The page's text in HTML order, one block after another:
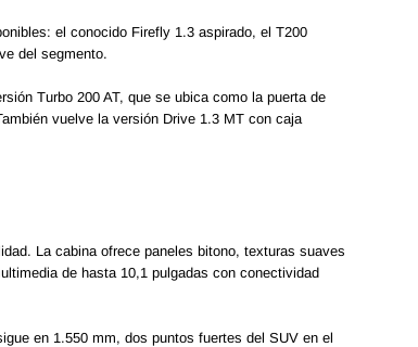
el conocido Firefly 1.3 aspirado, el T200
del segmento.
Turbo 200 AT, que se ubica como la puerta de
vuelve la versión Drive 1.3 MT con caja
La cabina ofrece paneles bitono, texturas suaves
de hasta 10,1 pulgadas con conectividad
en 1.550 mm, dos puntos fuertes del SUV en el